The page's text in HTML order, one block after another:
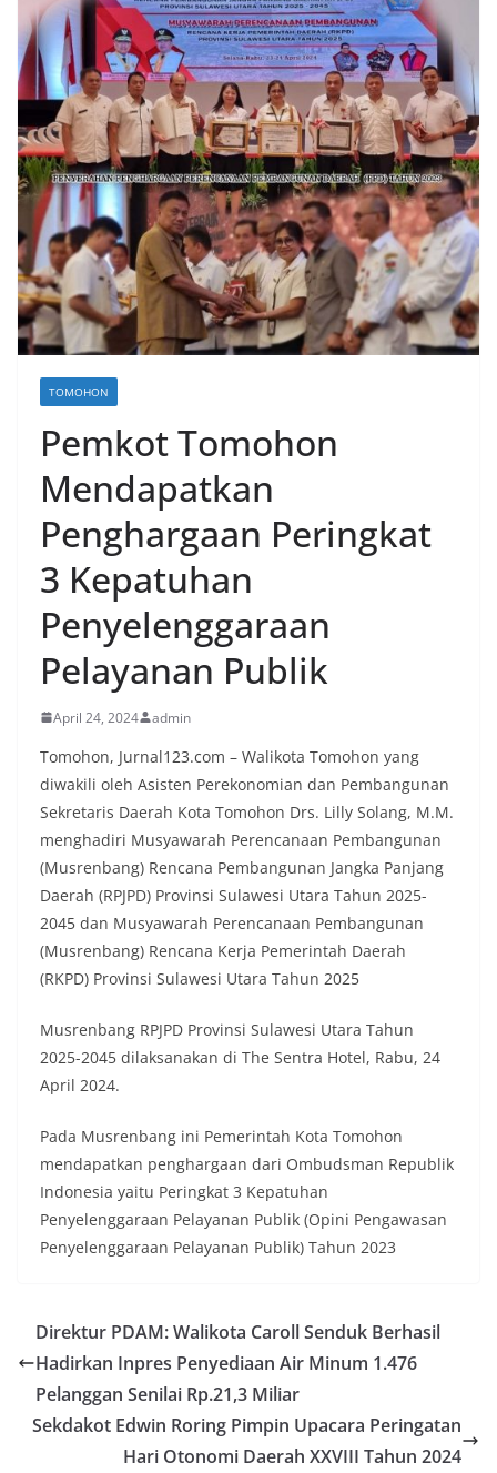
TOMOHON
Pemkot Tomohon
Mendapatkan
Penghargaan Peringkat
3 Kepatuhan
Penyelenggaraan
Pelayanan Publik
April 24, 2024 admin
Tomohon, Jurnal123.com – Walikota Tomohon yang
diwakili oleh Asisten Perekonomian dan Pembangunan
Sekretaris Daerah Kota Tomohon Drs. Lilly Solang, M.M.
menghadiri Musyawarah Perencanaan Pembangunan
(Musrenbang) Rencana Pembangunan Jangka Panjang
Daerah (RPJPD) Provinsi Sulawesi Utara Tahun 2025-
2045 dan Musyawarah Perencanaan Pembangunan
(Musrenbang) Rencana Kerja Pemerintah Daerah
(RKPD) Provinsi Sulawesi Utara Tahun 2025
Musrenbang RPJPD Provinsi Sulawesi Utara Tahun
2025-2045 dilaksanakan di The Sentra Hotel, Rabu, 24
April 2024.
Pada Musrenbang ini Pemerintah Kota Tomohon
mendapatkan penghargaan dari Ombudsman Republik
Indonesia yaitu Peringkat 3 Kepatuhan
Penyelenggaraan Pelayanan Publik (Opini Pengawasan
Penyelenggaraan Pelayanan Publik) Tahun 2023
Direktur PDAM: Walikota Caroll Senduk Berhasil
Hadirkan Inpres Penyediaan Air Minum 1.476
Pelanggan Senilai Rp.21,3 Miliar
Sekdakot Edwin Roring Pimpin Upacara Peringatan
Hari Otonomi Daerah XXVIII Tahun 2024